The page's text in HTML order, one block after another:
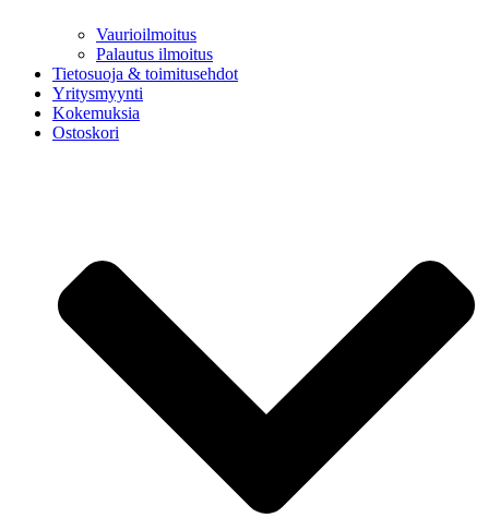
Vaurioilmoitus
Palautus ilmoitus
Tietosuoja & toimitusehdot
Yritysmyynti
Kokemuksia
Ostoskori